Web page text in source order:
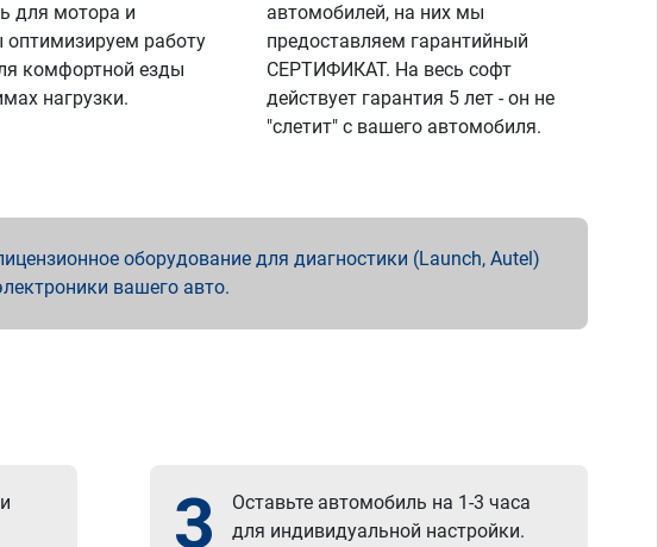
для мотора и
работу
комфортной езды
нагрузки.
автомобилей, на них мы
предоставляем гарантийный
СЕРТИФИКАТ. На весь софт
действует гарантия 5 лет - он не
"слетит" с вашего автомобиля.
оборудование для диагностики (Launch, Autel)
вашего авто.
3
Оставьте автомобиль на 1-3 часа
для индивидуальной настройки.